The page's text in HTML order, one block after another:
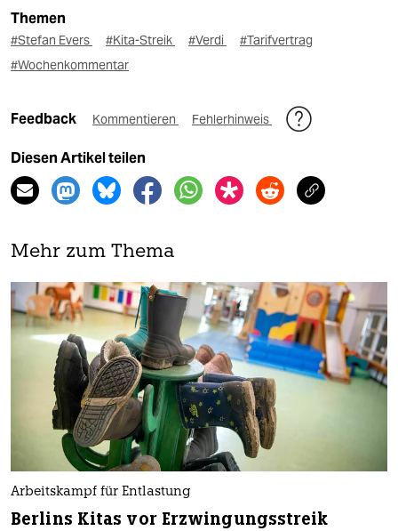
Themen
#Stefan Evers #Kita-Streik #Verdi
#Tarifvertrag
#Wochenkommentar
Feedback Kommentieren Fehlerhinweis
Diesen Artikel teilen
Mehr zum Thema
Arbeitskampf für Entlastung
Berlins Kitas vor Erzwingungsstreik